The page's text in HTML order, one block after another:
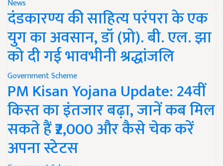
News
दंडकारण्य की साहित्य परंपरा के एक
युग का अवसान, डॉ (प्रो). बी. एल. झा
को दी गई भावभीनी श्रद्धांजलि
Government Scheme
PM Kisan Yojana Update: 24वीं
किस्त का इंतजार बढ़ा, जानें कब मिल
सकते हैं ₹2,000 और कैसे चेक करें
अपना स्टेटस